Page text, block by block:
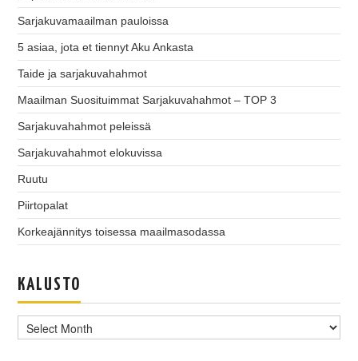
Sarjakuvamaailman pauloissa
5 asiaa, jota et tiennyt Aku Ankasta
Taide ja sarjakuvahahmot
Maailman Suosituimmat Sarjakuvahahmot – TOP 3
Sarjakuvahahmot peleissä
Sarjakuvahahmot elokuvissa
Ruutu
Piirtopalat
Korkeajännitys toisessa maailmasodassa
KALUSTO